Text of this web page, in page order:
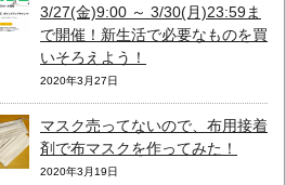
3/27(金)9:00 ～ 3/30(月)23:59ま
で開催！新生活で必要なものを買
いそろえよう！
2020年3月27日
マスク売ってないので、布用接着
剤で布マスクを作ってみた！
2020年3月19日